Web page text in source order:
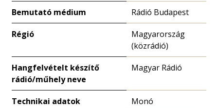
Bemutató médium Rádió Budapest
Régió
Magyarország
(közrádió)
Hangfelvételt készítő
rádió/műhely neve
Magyar Rádió
Technikai adatok Monó